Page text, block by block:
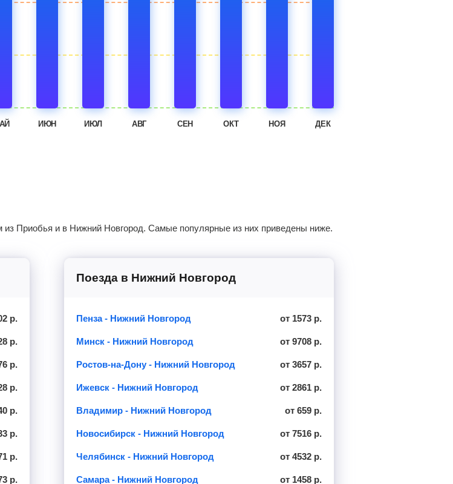
ИЮН ИЮЛ АВГ СЕН ОКТ НОЯ ДЕК
из Приобья и в Нижний Новгород. Самые популярные из них приведены ниже.
р.
р.
р.
р.
р.
р.
р.
р.
Поезда в Нижний Новгород
Пенза - Нижний Новгород от 1573 р.
Минск - Нижний Новгород от 9708 р.
Ростов-на-Дону - Нижний Новгород от 3657 р.
Ижевск - Нижний Новгород от 2861 р.
Владимир - Нижний Новгород от 659 р.
Новосибирск - Нижний Новгород от 7516 р.
Челябинск - Нижний Новгород от 4532 р.
Самара - Нижний Новгород от 1458 р.